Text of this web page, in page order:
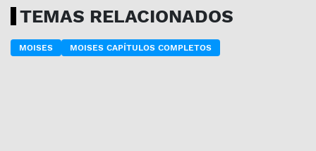
TEMAS RELACIONADOS
MOISES MOISES CAPÍTULOS COMPLETOS